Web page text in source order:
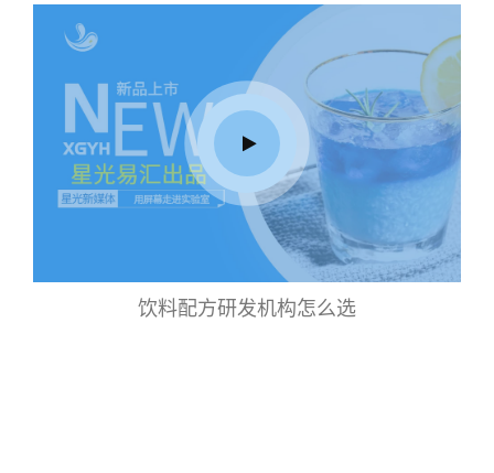
饮料配方研发机构怎么选